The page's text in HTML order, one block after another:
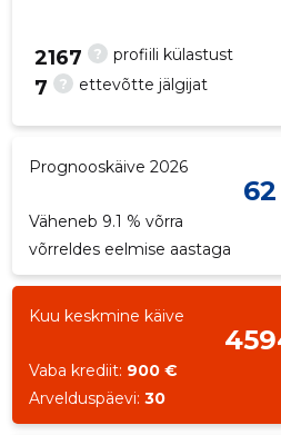
? profiili külastust
2167
? ettevõtte jälgijat
7
Prognooskäive 2026
Väheneb 9.1 % võrra
võrreldes eelmise aastaga
Kuu keskmine käive
Vaba krediit: 900 €
Arvelduspäevi:30